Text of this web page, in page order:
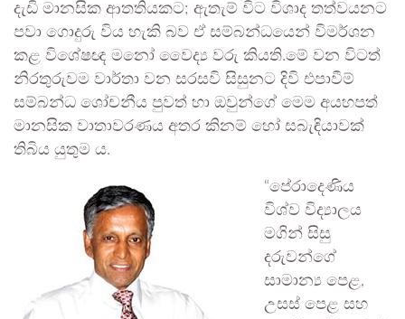
දැඩි මානසික ආතතියකට; ඇතැම් විට විශාද තත්වයනට
පවා ගොදුරු විය හැකි බව ඒ සම්බන්ධයෙන් විමර්ශන
කළ විශේෂඥ මනෝ වෛද්‍ය වරු කියති.මේ වන විටත්
නිරතුරුවම වාර්තා වන සරසවි සිසුනට දිවි එපාවීම්
සම්බන්ධ ශෝචනීය පුවත් හා ඔවුන්ගේ මෙම අයහපත්
මානසික වාතාවරණය අතර කිනම් හෝ සබැඳියාවක්
තිබිය යුතුම ය.
“පේරාදෙණිය
විශ්ව විද්‍යාලය
මගින් සිසු
දරුවන්ගේ
සාමාන්‍ය පෙළ,
උසස් පෙළ සහ